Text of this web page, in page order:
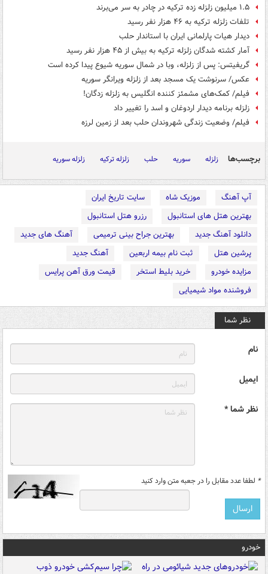
۱.۵ میلیون زلزله زده ترکیه در چادر به سر می‌برند
تلفات زلزله ترکیه به ۴۶ هزار نفر رسید
دیدار هیات پارلمانی ایران با استاندار حلب
آمار کشته شدگان زلزله ترکیه به بیش از ۴۵ هزار نفر رسید
گریفیتس: پس از زلزله، وبا در شمال سوریه شیوع پیدا کرده است
عکس/ سرنوشت یک مسجد بعد از زلزله ویرانگر سوریه
فیلم/ کمک‌های مشمئز کننده انگلیس به زلزله زدگان!
زلزله برنامه دیدار اردوغان و اسد را تغییر داد
فیلم/ وضعیت زندگی شهروندان حلب بعد از زمین لرزه
برچسب‌ها زلزله سوریه حلب زلزله ترکیه زلزله سوریه
آپ آهنگ موزیک شاه
سایت تاریخ ایران
بهترین هتل های استانبول
رزرو هتل استانبول
دانلود آهنگ جدید
بهترین جراح بینی ترمیمی
آهنگ های جدید
پرشین هتل
ثبت نام بیمه اربعین
آهنگ جدید
مزایده خودرو
خرید بلیط استخر
قیمت ورق آهن پرایس
فروشنده مواد شیمیایی
نظر شما
نام
ایمیل
نظر شما *
* لطفا عدد مقابل را در جعبه متن وارد کنید
خودرو